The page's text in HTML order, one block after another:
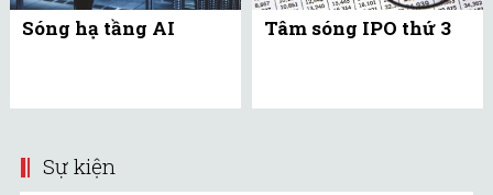
Sóng hạ tầng AI Tâm sóng IPO thứ 3
Sự kiện